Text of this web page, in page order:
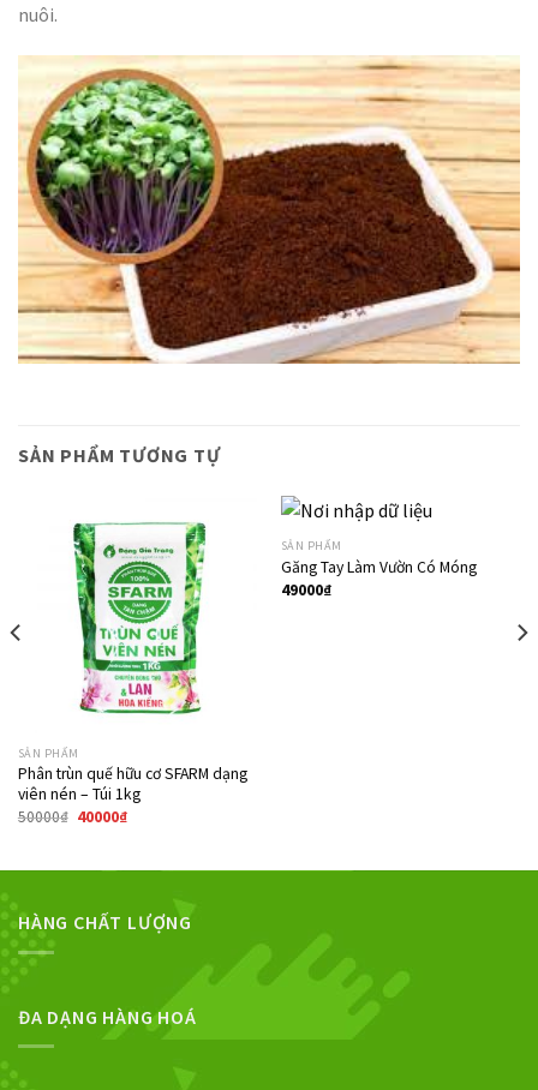
nuôi.
SẢN PHẨM TƯƠNG TỰ
Giảm giá!
SẢN PHẨM
Phân trùn quế hữu cơ SFARM dạng
viên nén – Túi 1kg
50000₫ 40000₫
SẢN PHẨM
Găng Tay Làm Vườn Có Móng
49000₫
HÀNG CHẤT LƯỢNG
ĐA DẠNG HÀNG HOÁ